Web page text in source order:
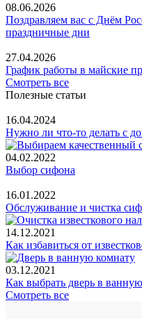
08.06.2026
Поздравляем вас с Днём
праздничные дни
27.04.2026
График работы в майские
Смотреть все
Полезные статьи
16.04.2024
Нужно ли что-то делать с
04.02.2022
Выбор сифона
16.01.2022
Обслуживание и чистка
14.12.2021
Как избавиться от
03.12.2021
Как выбрать дверь в
Смотреть все